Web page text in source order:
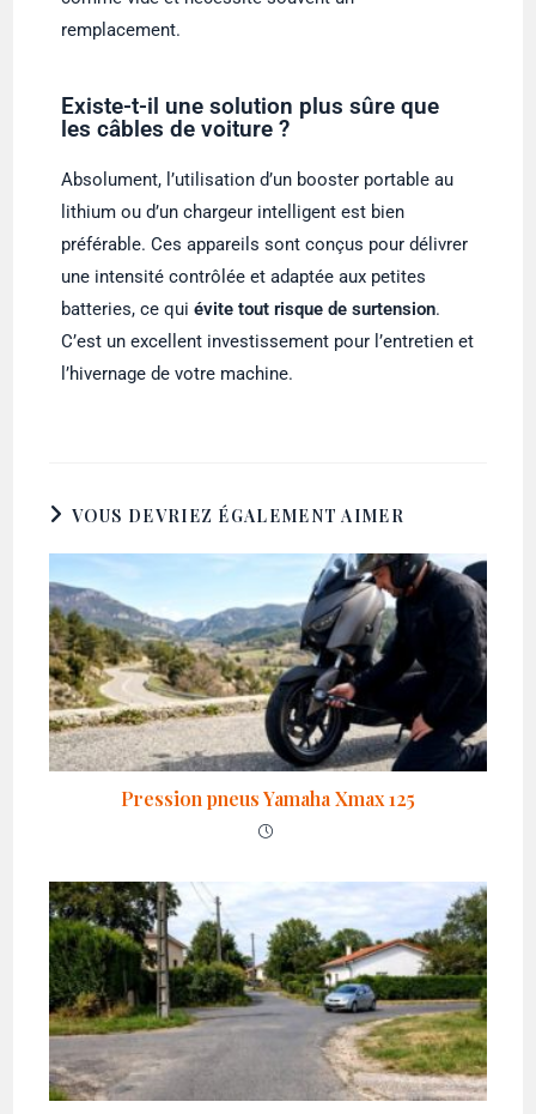
remplacement.
Existe-t-il une solution plus sûre que
les câbles de voiture ?
Absolument, l’utilisation d’un booster portable au
lithium ou d’un chargeur intelligent est bien
préférable. Ces appareils sont conçus pour délivrer
une intensité contrôlée et adaptée aux petites
batteries, ce quiévite tout risque de surtension.
C’est un excellent investissement pour l’entretien et
l’hivernage de votre machine.
VOUS DEVRIEZ ÉGALEMENT AIMER
Pression pneus Yamaha Xmax 125